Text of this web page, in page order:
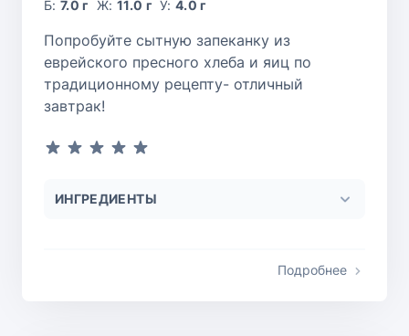
Б:7.0 г Ж: 11.0 г У:4.0 г
Попробуйте сытную запеканку из
еврейского пресного хлеба и яиц по
традиционному рецепту- отличный
завтрак!
ИНГРЕДИЕНТЫ
Подробнее